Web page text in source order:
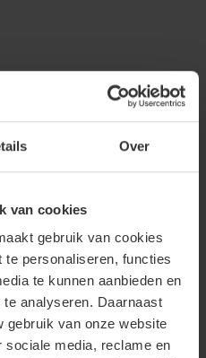
Over
van cookies
gebruik van cookies
te personaliseren, functies
te kunnen aanbieden en
analyseren. Daarnaast
gebruik van onze website
sociale media, reclame en